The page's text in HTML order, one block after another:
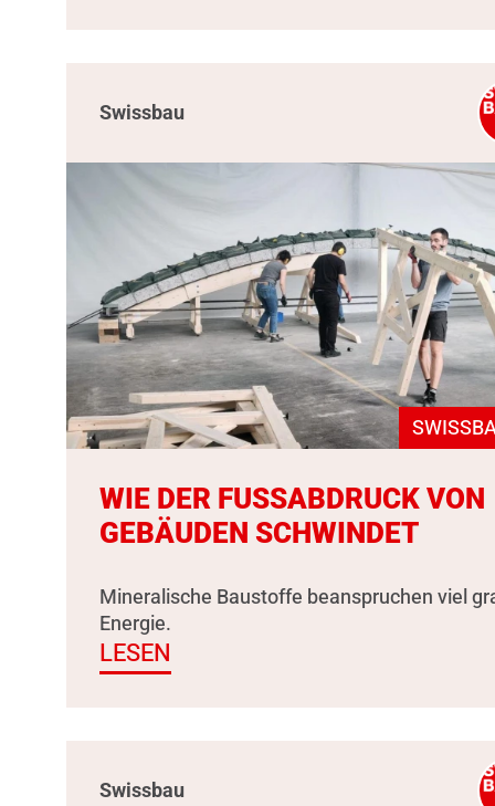
Swissbau
WIE DER FUSSABDRUCK VON
GEBÄUDEN SCHWINDET
Mineralische Baustoffe beanspruchen viel
Energie.
LESEN
Swissbau